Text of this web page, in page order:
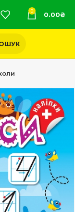
0 0.00₴